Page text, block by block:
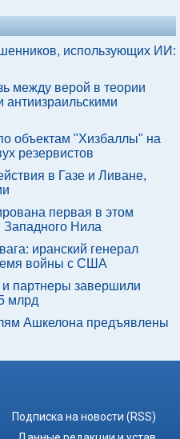
использующих ИИ:
между верой в теории
антиизраильскими
объектам "Хизбаллы" на
резервистов
в Газе и Ливане,
первая в этом
Западного Нила
иранский генерал
войны с США
партнеры завершили
млрд
Ашкелона предъявлены
Подписка на новости (RSS)